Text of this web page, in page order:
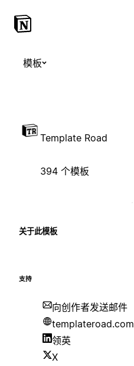
模板
Template Road
394 个模板
关于此模板
支持
向创作者发送邮件
templateroad.com
领英
X